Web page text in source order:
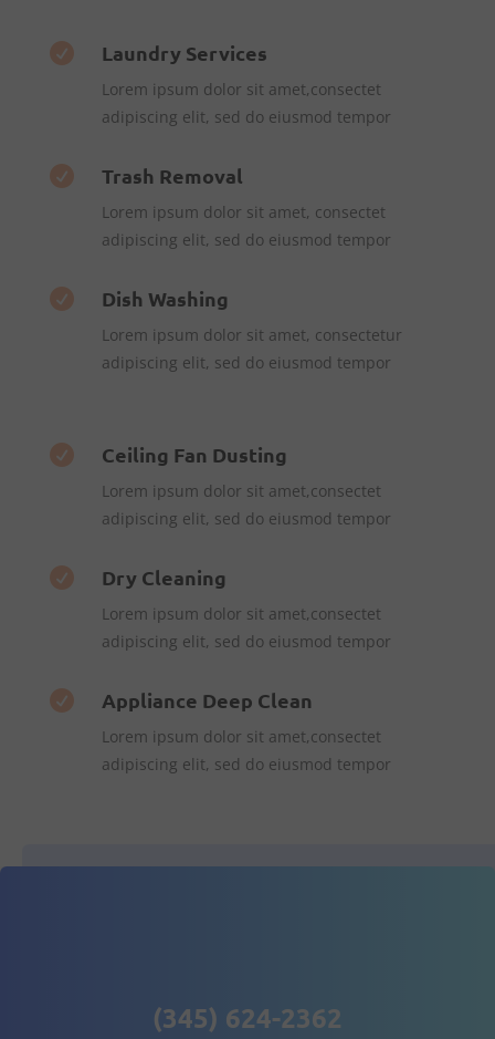
 Laundry Services
Lorem ipsum dolor sit amet,consectet
adipiscing elit, sed do eiusmod tempor
 Trash Removal
Lorem ipsum dolor sit amet, consectet
adipiscing elit, sed do eiusmod tempor
 Dish Washing
Lorem ipsum dolor sit amet, consectetur
adipiscing elit, sed do eiusmod tempor
 Ceiling Fan Dusting
Lorem ipsum dolor sit amet,consectet
adipiscing elit, sed do eiusmod tempor
 Dry Cleaning
Lorem ipsum dolor sit amet,consectet
adipiscing elit, sed do eiusmod tempor
 Appliance Deep Clean
Lorem ipsum dolor sit amet,consectet
adipiscing elit, sed do eiusmod tempor
(345) 624-2362